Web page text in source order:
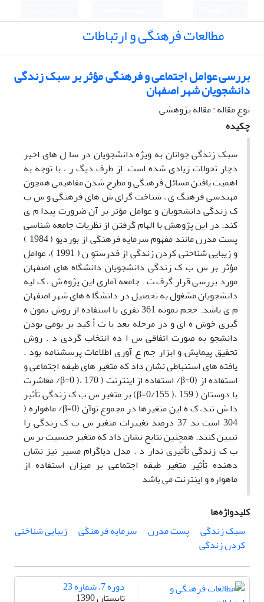
مطالعات فرهنگی و ارتباطات
بررسی عوامل اجتماعی و فرهنگی مؤثر بر سبک زندگی
دانشجویان شهر اصفهان
نوع مقاله : مقاله پژوهشی
چکیده
سبک زندگی جوانان به ویژه دانشجویان در سا ل های اخیر
دچار تحولات زیادی شده است. از طرف دیگ ر ، با توجه به
اهمیت یافتن مسائل فرهنگی و مطرح شدن مفاهیمی همچون
مهندسی فرهنگ ی ، شناخت گرای ش های فرهنگی و س ب
ک زندگی دانشجویان و عوامل مؤثر بر آن ضرورت پیدا م ی
کند. در این پژوهش با الهام گرفتن از نظریات جامعه شناسی
پست مدرن مانند مفهوم سرمایه فرهنگی از بوردیو ( 1984 )
و زیبایی شناختی کردن زندگی از فدرستو ن ( 1991 )، عوامل
مؤثر بر س ب ک زندگی دانشجویان دانشگاه های اصفهان
مورد بررسی قرار گرف ت . جامعه آماری این پژوه ش ، ک لیه
دانشجویان مشغول به تحصیل در دانشگا ه های شهر اصفهان
م ی باشد. حجم نمونه 361 نفری با استفاده از روش نمون ه
گیری خوش ه ای و در مرحله بعد با ت أ کید بر بومی بودن
دانشجو به صورت اتفاقی س ا ده انتخاب گردی د . روش
تحقیق پیمایش و ابزار جم ع آوری اطلاعات پرسشنامه بود .
یافته های استنباطی نشان داد که متغیر های طبقه اجتماعی و
استفاده از (β=0/ استفاده از اینترنت ( 170 ،( β=0/ معاشرت
با دوستان ( 159 ،( β=0/155) بر متغیر س ب ک زندگی تأثیر
دا ش تند، ک ه این متغیرها در مجموع توآن (β=0/ ماهواره (
304 است ند 37 درصد تغییرات متغیر س ب ک زندگی را
تبیین کنند. همچنین نتایج نشان داد که متغیر جنسیت بر س
ب ک زندگی تأثیری ندار د . مدل دیاگرام مسیر نیز نشان
دهنده تأثیر متغیر طبقه اجتماعی بر میزان استفاده از
ماهواره و اینترنت می باشد
کلیدواژه‌ها
سبک زندگی
پست مدرن سرمایه فرهنگی
زیبایی شناختی
کردن زندگی
دوره 7، شماره 23
تابستان 1390